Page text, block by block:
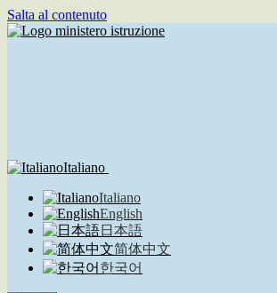
Salta al contenuto
Italiano
Italiano
English
日本語
简体中文
한국어